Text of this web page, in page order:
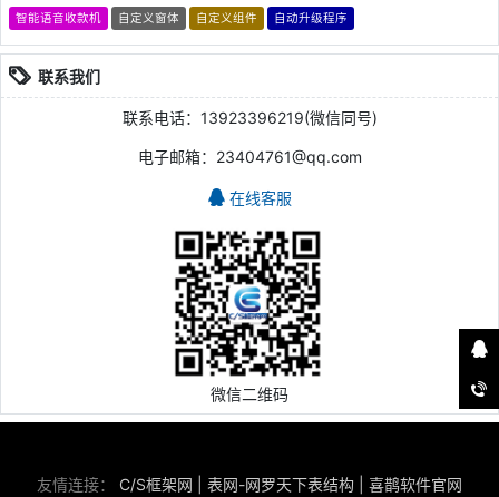
智能语音收款机 自定义窗体 自定义组件 自动升级程序
联系我们
联系电话：13923396219(微信同号)
电子邮箱：23404761@qq.com
在线客服
微信二维码
友情连接： C/S框架网 表网-网罗天下表结构 喜鹊软件官网